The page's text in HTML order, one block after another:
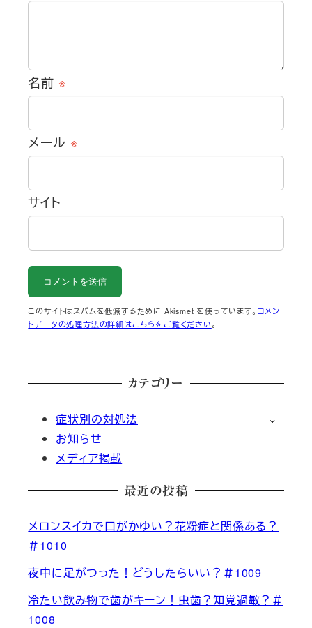
名前 ※
メール ※
サイト
このサイトはスパムを低減するために Akismet を使っています。 コメン
トデータの処理方法の詳細はこちらをご覧ください。
カテゴリー
症状別の対処法
お知らせ
メディア掲載
最近の投稿
メロンスイカで口がかゆい？花粉症と関係ある？
＃1010
夜中に足がつった！どうしたらいい？＃1009
冷たい飲み物で歯がキーン！虫歯？知覚過敏？＃
1008